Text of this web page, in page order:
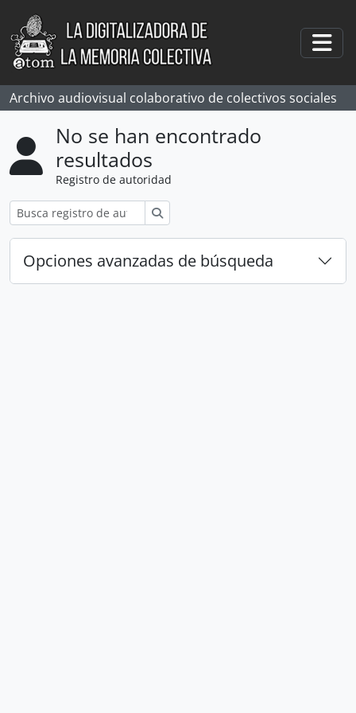
Skip to main content
Archivo audiovisual colaborativo de colectivos sociales
No se han encontrado
resultados
Registro de autoridad
Opciones avanzadas de búsqueda